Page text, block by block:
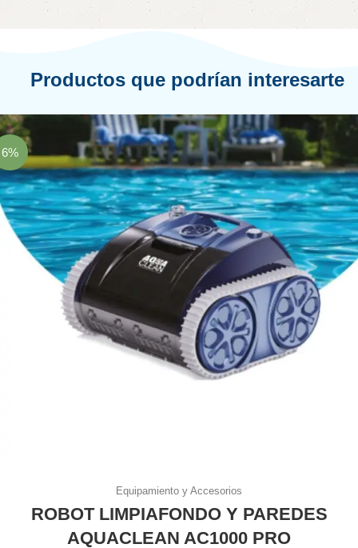
Productos que podrían interesarte
6%
Equipamiento y Accesorios
ROBOT LIMPIAFONDO Y PAREDES
AQUACLEAN AC1000 PRO